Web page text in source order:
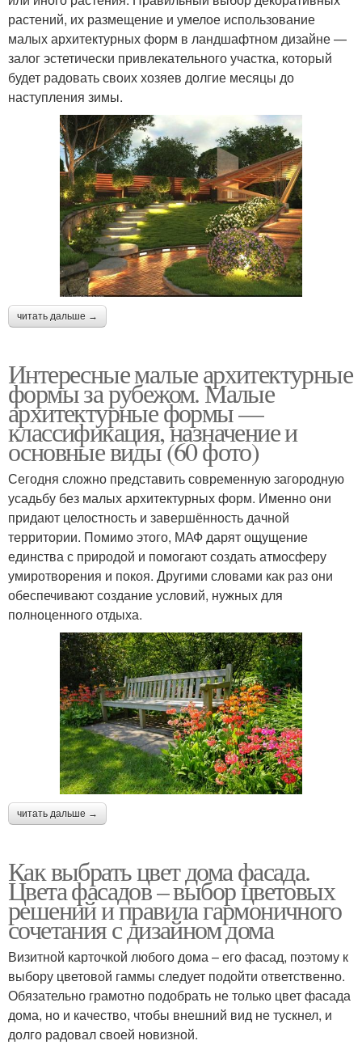
растений, их размещение и умелое использование
малых архитектурных форм в ландшафтном дизайне —
залог эстетически привлекательного участка, который
будет радовать своих хозяев долгие месяцы до
наступления зимы.
читать дальше →
Интересные малые архитектурные
формы за рубежом. Малые
архитектурные формы —
классификация, назначение и
основные виды (60 фото)
Сегодня сложно представить современную загородную
усадьбу без малых архитектурных форм. Именно они
придают целостность и завершённость дачной
территории. Помимо этого, МАФ дарят ощущение
единства с природой и помогают создать атмосферу
умиротворения и покоя. Другими словами как раз они
обеспечивают создание условий, нужных для
полноценного отдыха.
читать дальше →
Как выбрать цвет дома фасада.
Цвета фасадов – выбор цветовых
решений и правила гармоничного
сочетания с дизайном дома
Визитной карточкой любого дома – его фасад, поэтому к
выбору цветовой гаммы следует подойти ответственно.
Обязательно грамотно подобрать не только цвет фасада
дома, но и качество, чтобы внешний вид не тускнел, и
долго радовал своей новизной.